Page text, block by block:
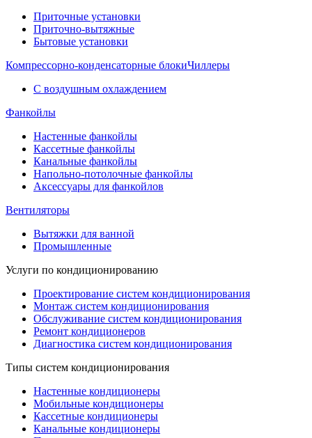
Приточные установки
Приточно-вытяжные
Бытовые установки
Компрессорно-конденсаторные блокиЧиллеры
С воздушным охлаждением
Фанкойлы
Настенные фанкойлы
Кассетные фанкойлы
Канальные фанкойлы
Напольно-потолочные фанкойлы
Аксессуары для фанкойлов
Вентиляторы
Вытяжки для ванной
Промышленные
Услуги по кондиционированию
Проектирование систем кондиционирования
Монтаж систем кондиционирования
Обслуживание систем кондиционирования
Ремонт кондиционеров
Диагностика систем кондиционирования
Типы систем кондиционирования
Настенные кондиционеры
Мобильные кондиционеры
Кассетные кондиционеры
Канальные кондиционеры